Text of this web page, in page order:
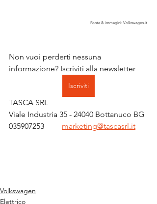
Fonte & immagini: Volkswagen.it
Non vuoi perderti nessuna
informazione? Iscriviti alla newsletter
Iscriviti
TASCA SRL
Viale Industria 35 - 24040 Bottanuco BG
035907253 marketing@tascasrl.it
Volkswagen
Elettrico